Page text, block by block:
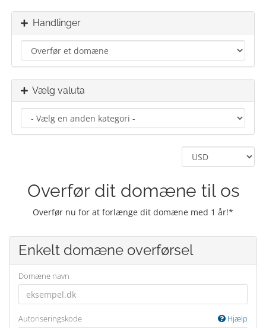
Handlinger
Vælg valuta
Overfør dit domæne til os
Overfør nu for at forlænge dit domæne med 1 år!*
Enkelt domæne overførsel
Domæne navn
Autoriseringskode Hjælp